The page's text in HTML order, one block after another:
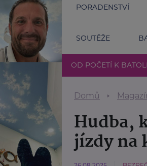
PORADENSTVÍ
SOUTĚŽE
OD POČETÍ K
Domů
Hudba,
jízdy na